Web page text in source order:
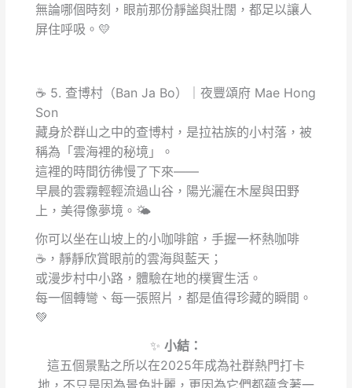
無論哪個時刻，眼前那份靜謐與壯闊，都足以讓人
屏住呼吸。💛
☕ 5. 查博村（Ban Ja Bo）｜夜豐頌府 Mae Hong
Son
藏身於群山之中的查博村，是拉祜族的小村落，被
稱為「雲海裡的秘境」。
這裡的時間彷彿慢了下來——
早晨的雲霧輕輕流過山谷，陽光灑在木屋與田野
上，美得像夢境。🌤️
你可以坐在山坡上的小咖啡館，手握一杯熱咖啡
☕，靜靜欣賞眼前的雲海與藍天；
或漫步村中小路，體驗在地的樸實生活。
每一個轉彎、每一張照片，都是值得珍藏的瞬間。
💚
✨ 小結：
這五個景點之所以在2025年成為社群熱門打卡
地，不只是因為景色壯麗，更因為它們都蘊含著一